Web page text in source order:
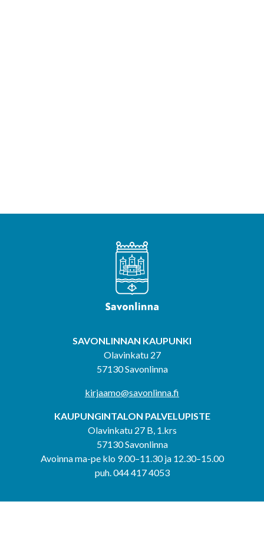
SAVONLINNAN KAUPUNKI
Olavinkatu 27
57130 Savonlinna
kirjaamo@savonlinna.fi
KAUPUNGINTALON PALVELUPISTE
Olavinkatu 27 B, 1.krs
57130 Savonlinna
Avoinna ma-pe klo 9.00–11.30 ja 12.30–15.00
puh. 044 417 4053